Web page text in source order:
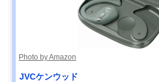
Photo by Amazon
JVCケンウッド